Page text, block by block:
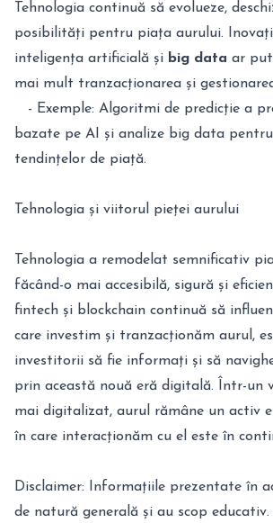
Tehnologia continuă să evolueze,
posibilități pentru piața aurului.
inteligența artificială și big data ar
mai mult tranzacționarea și
- Exemple: Algoritmi de predicție a
bazate pe AI și analize big data
tendințelor de piață.
Tehnologia și viitorul pieței aurului
Tehnologia a remodelat semnificativ
făcând-o mai accesibilă, sigură și
fintech și blockchain continuă să
care investim și tranzacționăm aurul,
investitorii să fie informați și să
prin această nouă eră digitală. Într-un
mai digitalizat, aurul rămâne un activ
în care interacționăm cu el este în
Disclaimer: Informațiile prezentate în
de natură generală și au scop